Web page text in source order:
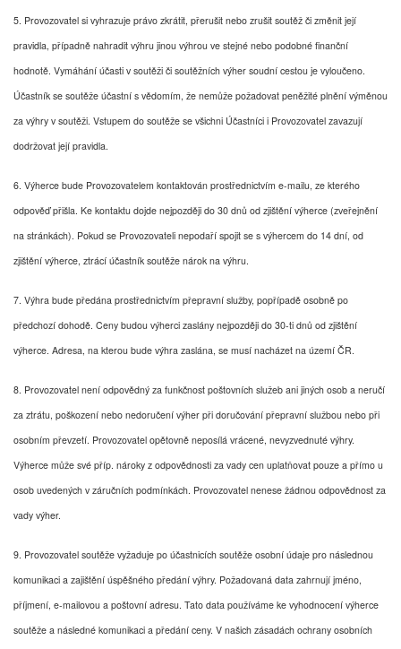
5. Provozovatel si vyhrazuje právo zkrátit, přerušit nebo zrušit soutěž či změnit její
pravidla, případně nahradit výhru jinou výhrou ve stejné nebo podobné finanční
hodnotě. Vymáhání účasti v soutěži či soutěžních výher soudní cestou je vyloučeno.
Účastník se soutěže účastní s vědomím, že nemůže požadovat peněžité plnění výměnou
za výhry v soutěži. Vstupem do soutěže se všichni Účastníci i Provozovatel zavazují
dodržovat její pravidla.
6. Výherce bude Provozovatelem kontaktován prostřednictvím e-mailu, ze kterého
odpověď přišla. Ke kontaktu dojde nejpozději do 30 dnů od zjištění výherce (zveřejnění
na stránkách). Pokud se Provozovateli nepodaří spojit se s výhercem do 14 dní, od
zjištění výherce, ztrácí účastník soutěže nárok na výhru.
7. Výhra bude předána prostřednictvím přepravní služby, popřípadě osobně po
předchozí dohodě. Ceny budou výherci zaslány nejpozději do 30-ti dnů od zjištění
výherce. Adresa, na kterou bude výhra zaslána, se musí nacházet na území ČR.
8. Provozovatel není odpovědný za funkčnost poštovních služeb ani jiných osob a neručí
za ztrátu, poškození nebo nedoručení výher při doručování přepravní službou nebo při
osobním převzetí. Provozovatel opětovně neposílá vrácené, nevyzvednuté výhry.
Výherce může své příp. nároky z odpovědnosti za vady cen uplatňovat pouze a přímo u
osob uvedených v záručních podmínkách. Provozovatel nenese žádnou odpovědnost za
vady výher.
9. Provozovatel soutěže vyžaduje po účastnicích soutěže osobní údaje pro následnou
komunikaci a zajištění úspěšného předání výhry. Požadovaná data zahrnují jméno,
příjmení, e-mailovou a poštovní adresu. Tato data používáme ke vyhodnocení výherce
soutěže a následné komunikaci a předání ceny. V našich zásadách ochrany osobních